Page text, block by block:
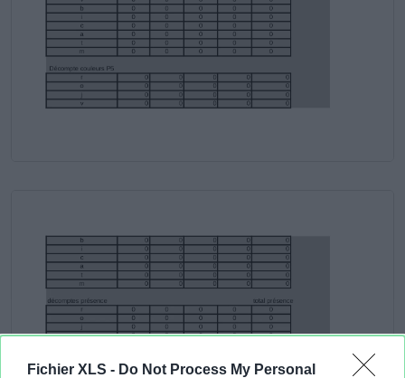
Fichier XLS - Do Not Process My Personal